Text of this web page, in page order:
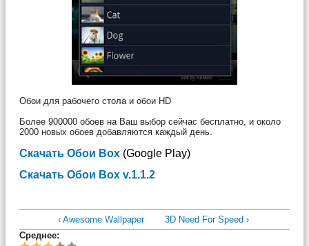
Обои для рабочего стола и обои HD
Более 900000 обоев на Ваш выбор сейчас бесплатно, и около
2000 новых обоев добавляются каждый день.
Скачать Обои Box (Google Play)
Скачать Обои Box v.1.1.2
‹ Awesome Wallpaper
3D Need For Speed ›
Среднее: